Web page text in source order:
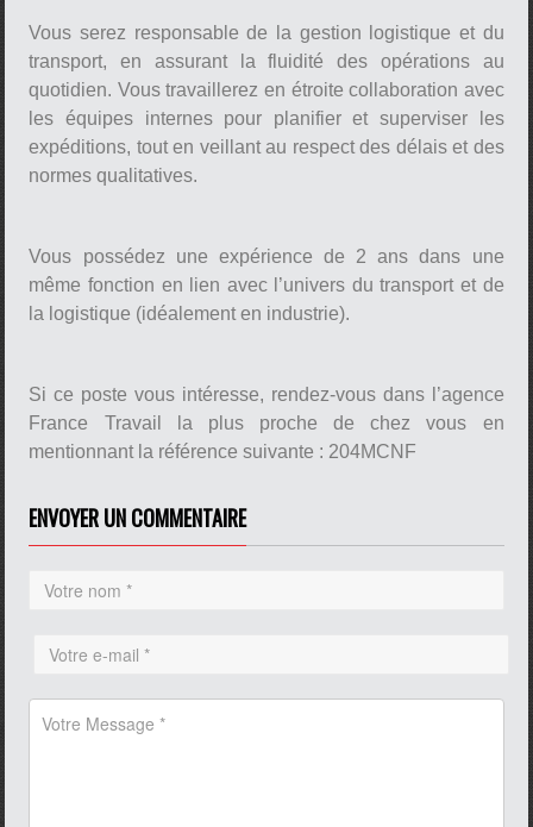
Vous serez responsable de la gestion logistique et du
transport, en assurant la fluidité des opérations au
quotidien. Vous travaillerez en étroite collaboration avec
les équipes internes pour planifier et superviser les
expéditions, tout en veillant au respect des délais et des
normes qualitatives.
Vous possédez une expérience de 2 ans dans une
même fonction en lien avec l’univers du transport et de
la logistique (idéalement en industrie).
Si ce poste vous intéresse, rendez-vous dans l’agence
France Travail la plus proche de chez vous en
mentionnant la référence suivante : 204MCNF
ENVOYER UN COMMENTAIRE